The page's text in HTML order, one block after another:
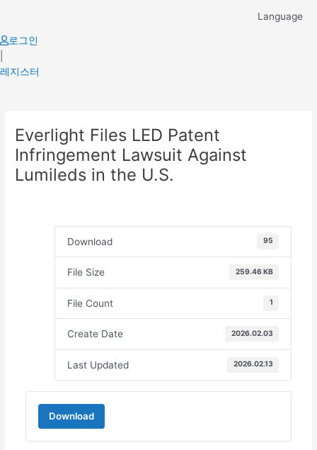
content
Language
로그인
레지스터
Everlight Files LED Patent
Infringement Lawsuit Against
Lumileds in the U.S.
Download 95
File Size 259.46 KB
File Count 1
Create Date 2026.02.03
Last Updated 2026.02.13
Download
navigation